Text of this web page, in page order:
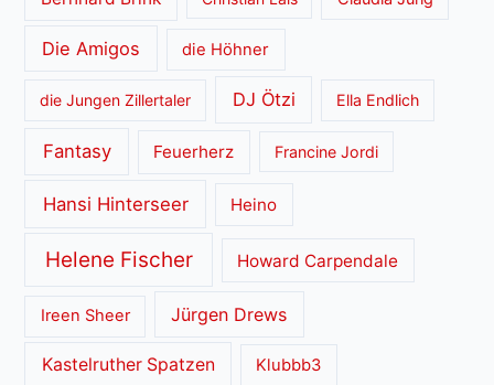
Die Amigos die Höhner
die Jungen Zillertaler DJ Ötzi Ella Endlich
Fantasy Feuerherz Francine Jordi
Hansi Hinterseer Heino
Helene Fischer Howard Carpendale
Ireen Sheer Jürgen Drews
Kastelruther Spatzen Klubbb3